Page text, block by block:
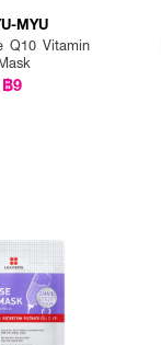
MYU
Q10 Vitamin
฿9